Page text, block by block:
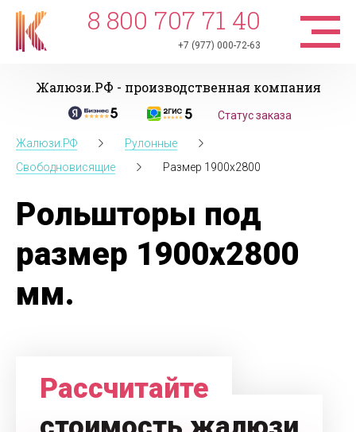
8 800 707 71 40
+7 (977) 000-72-63
Жалюзи.РФ - производственная компания
Статус заказа
Жалюзи.РФ
Рулонные
Свободновисящие
Размер 1900x2800
Рольшторы под
размер 1900x2800
мм.
Рассчитайте